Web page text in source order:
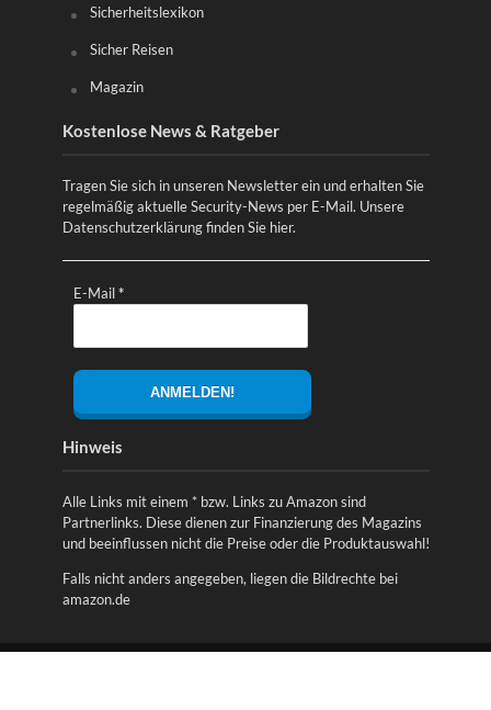
Sicherheitslexikon
Sicher Reisen
Magazin
Kostenlose News & Ratgeber
Tragen Sie sich in unseren Newsletter ein und erhalten Sie
regelmäßig aktuelle Security-News per E-Mail. Unsere
Datenschutzerklärung finden Sie hier.
E-Mail*
Hinweis
Alle Links mit einem * bzw. Links zu Amazon sind
Partnerlinks. Diese dienen zur Finanzierung des Magazins
und beeinflussen nicht die Preise oder die Produktauswahl!
Falls nicht anders angegeben, liegen die Bildrechte bei
amazon.de